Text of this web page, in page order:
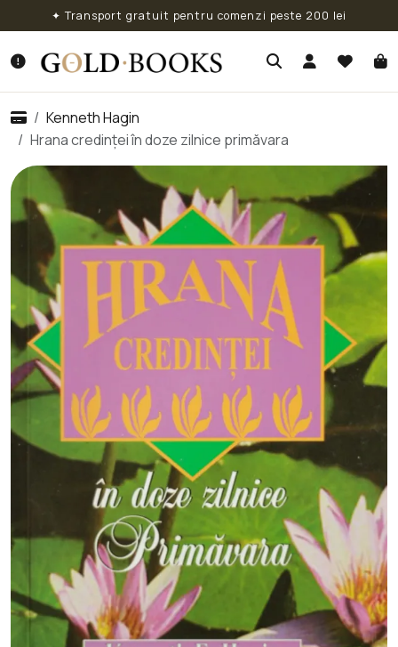
✦ Transport gratuit pentru comenzi peste 200 lei
Kenneth Hagin
Hrana credinței în doze zilnice primăvara